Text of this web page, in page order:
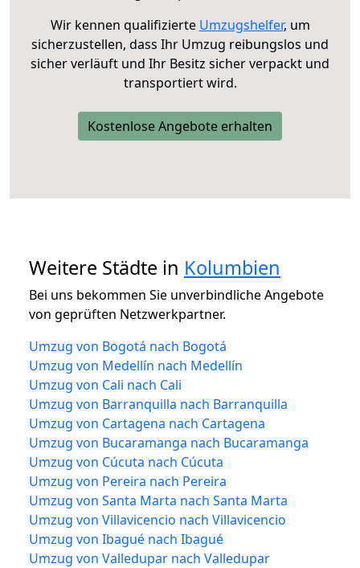
Wir kennen qualifizierte Umzugshelfer, um
sicherzustellen, dass Ihr Umzug reibungslos und
sicher verläuft und Ihr Besitz sicher verpackt und
transportiert wird.
Kostenlose Angebote erhalten
Weitere Städte in Kolumbien
Bei uns bekommen Sie unverbindliche Angebote
von geprüften Netzwerkpartner.
Umzug von Bogotá nach Bogotá
Umzug von Medellín nach Medellín
Umzug von Cali nach Cali
Umzug von Barranquilla nach Barranquilla
Umzug von Cartagena nach Cartagena
Umzug von Bucaramanga nach Bucaramanga
Umzug von Cúcuta nach Cúcuta
Umzug von Pereira nach Pereira
Umzug von Santa Marta nach Santa Marta
Umzug von Villavicencio nach Villavicencio
Umzug von Ibagué nach Ibagué
Umzug von Valledupar nach Valledupar